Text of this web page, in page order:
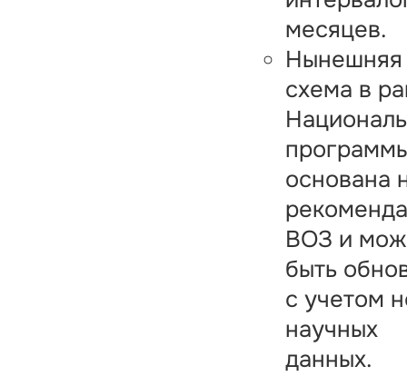
месяцев.
Нынешняя
схема в
основана
ВОЗ и
быть
с учетом
научных
данных.